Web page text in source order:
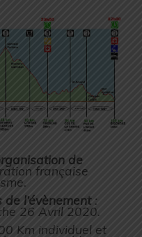
de
française
l’évènement:
26 Avril 2020.
Km individuel et